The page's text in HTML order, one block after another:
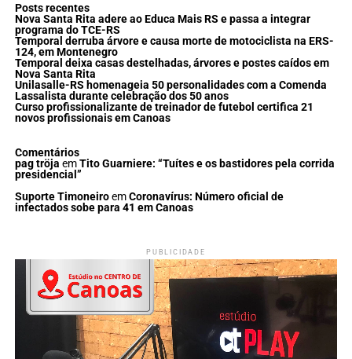
Posts recentes
Nova Santa Rita adere ao Educa Mais RS e passa a integrar
programa do TCE-RS
Temporal derruba árvore e causa morte de motociclista na ERS-
124, em Montenegro
Temporal deixa casas destelhadas, árvores e postes caídos em
Nova Santa Rita
Unilasalle-RS homenageia 50 personalidades com a Comenda
Lassalista durante celebração dos 50 anos
Curso profissionalizante de treinador de futebol certifica 21
novos profissionais em Canoas
Comentários
pag tröja emTito Guarniere: “Tuítes e os bastidores pela corrida
presidencial”
Suporte TimoneiroemCoronavírus: Número oficial de
infectados sobe para 41 em Canoas
PUBLICIDADE